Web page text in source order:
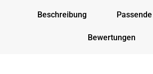
Beschreibung
Bewertungen